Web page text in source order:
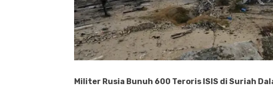
Militer Rusia Bunuh 600 Teroris ISIS di Suriah